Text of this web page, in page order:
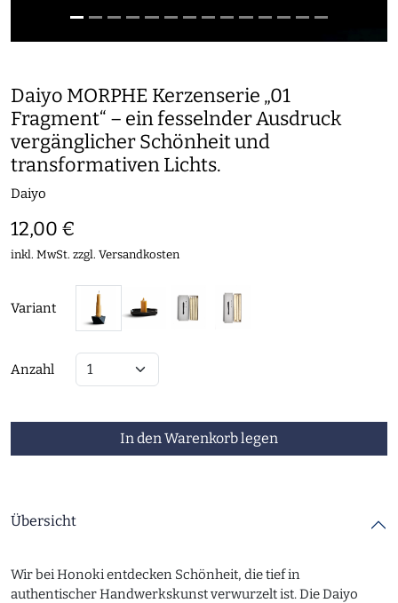
Daiyo MORPHE Kerzenserie „01
Fragment“ – ein fesselnder Ausdruck
vergänglicher Schönheit und
transformativen Lichts.
Daiyo
12,00 €
inkl. MwSt. zzgl. Versandkosten
Variant
Anzahl
In den Warenkorb legen
Übersicht
Wir bei Honoki entdecken Schönheit, die tief in
authentischer Handwerkskunst verwurzelt ist. Die Daiyo